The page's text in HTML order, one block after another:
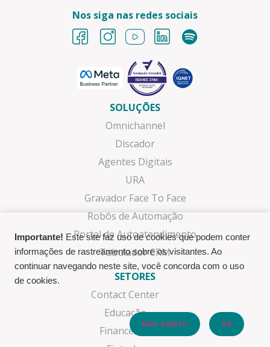
Nos siga nas redes sociais
SOLUÇÕES
Omnichannel
Discador
Agentes Digitais
URA
Gravador Face To Face
Robôs de Automação
Portal de Autoatendimento
Tabulador CRM
SETORES
Contact Center
Educação
Financeiras
Importante! Este site faz uso de cookies que podem conter
informações de rastreamento sobre os visitantes. Ao
continuar navegando neste site, você concorda com o uso
de cookies.
NÃO ACEITO OK